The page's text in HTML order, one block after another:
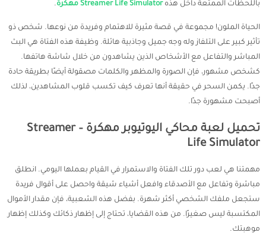
باللحظات الممتعة داخل هذهStreamer Life Simulator مهكرة .
الحياة الملون! مجموعة في قصة مثيرة للاهتمام وفريدة من نوعها. شخص ذو
تأثير كبير على التلفاز وله وجه جميل وجاذبية هائلة. وظيفة هذه الفتاة هي البث
المباشر والتفاعل مع الأشخاص الذين يشاهدون من خلال شاشة هاتفها.
كشخص مشهور، فإن الصورة والمظهر والكلمات مصقولة أيضًا بطريقة حادة
جدًا. يكمن السحر في حقيقة أنها تعرف كيف تكسب قلوب المشاهدين، لذلك
أصبحت مشهورة جدًا.
تحميل لعبة محاكي اليوتيوبر مهكرة – Streamer
Life Simulator
مهمتنا هي لعب دور تلك الفتاة والاستمرار في القيام بعملها اليومي. انطلق
مباشرة وتفاعل مع الأصدقاء وافعل أشياء شيقة واحصل على أقوال فريدة
ستجعل ملفك الشخصي أكثر شهرة. بفضل هذه الشعبية، فإن مقدار الأموال
المكتسبة ليس صغيرًا. من هذه القضايا، تحتاج إلى إظهار ذكائك وكذلك إظهار
موهبتك.